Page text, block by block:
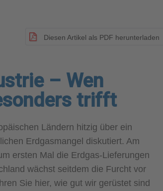
Diesen Artikel als PDF herunterladen
– Wen
trifft
Ländern hitzig über ein
Erdgasmangel diskutiert. Am
ersten Mal die Erdgas-Lieferungen
wächst seitdem die Furcht vor
Sie hier, wie gut wir gerüstet sind